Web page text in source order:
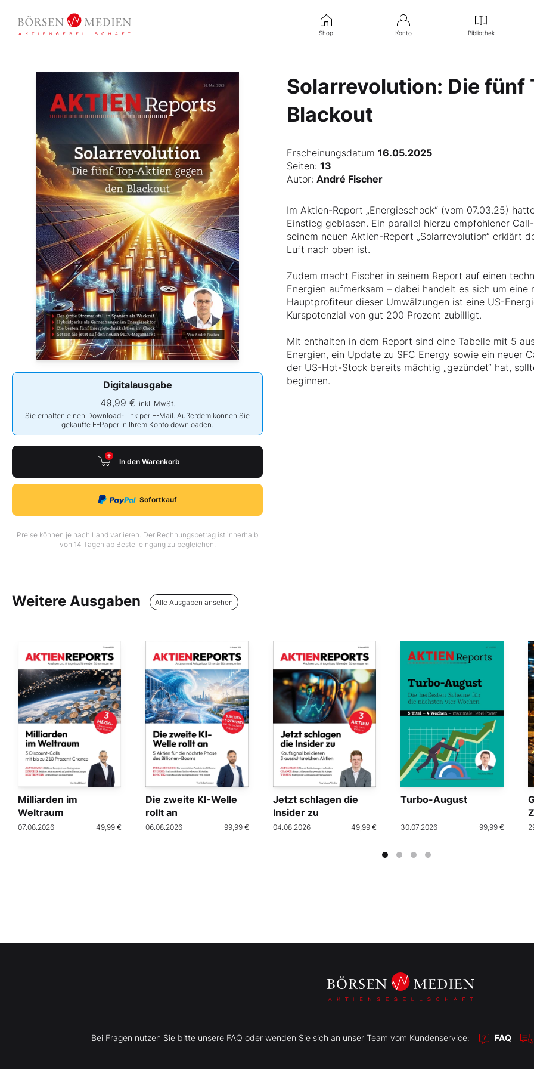
Shop Konto Bibliothek
Solarrevolution: Die
Blackout
Erscheinungsdatum16.05.2025
Digitalausgabe
49,99 € inkl. MwSt.
Sie erhalten einen Download-Link per E-Mail. Außerdem können Sie
gekaufte E-Paper in Ihrem Konto downloaden.
In den Warenkorb
Sofortkauf
Preise können je nach Land variieren. Der Rechnungsbetrag ist innerhalb
von 14 Tagen ab Bestelleingang zu begleichen.
Seiten:13
Autor:André Fischer
Im Aktien-Report „Energieschock“ (vom 07.03.25)
Einstieg geblasen. Ein parallel hierzu empfohlener
seinem neuen Aktien-Report „Solarrevolution“ erklärt
Luft nach oben ist.
Zudem macht Fischer in seinem Report auf einen
Energien aufmerksam – dabei handelt es sich um
Hauptprofiteur dieser Umwälzungen ist eine US-
Kurspotenzial von gut 200 Prozent zubilligt.
Mit enthalten in dem Report sind eine Tabelle mit 5
Energien, ein Update zu SFC Energy sowie ein neuer
der US-Hot-Stock bereits mächtig „gezündet“ hat,
beginnen.
Weitere Ausgaben Alle Ausgaben ansehen
Milliarden im
Weltraum
07.08.2026 49,99 €
Die zweite KI-Welle
rollt an
06.08.2026 99,99 €
Jetzt schlagen die
Insider zu
04.08.2026 49,99 €
Turbo-August
30.07.2026 99,99 €
Bei Fragen nutzen Sie bitte unsere FAQ oder wenden Sie sich an unser Team vom Kundenservice: FAQ